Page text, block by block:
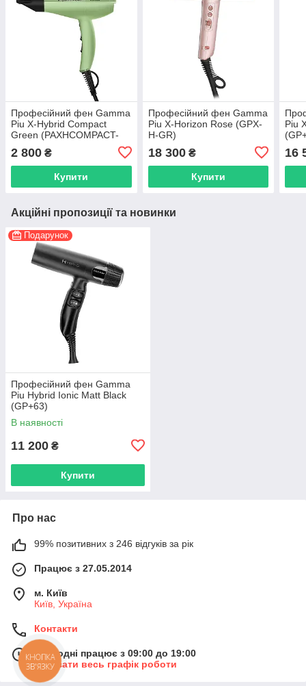
Професійний фен Gamma
Piu X-Hybrid Compact
Green (PAXHCOMPACT-
2 800 ₴
Купити
Професійний фен Gamma
Piu X-Horizon Rose (GPX-
H-GR)
18 300₴
Купити
Piu
16
Акційні пропозиції та новинки
Подарунок
Професійний фен Gamma
Piu Hybrid Ionic Matt Black
(GP+63)
В наявності
11 200 ₴
Купити
Про нас
99% позитивних з 246 відгуків за рік
Працює з 27.05.2014
м. Київ
Київ, Україна
Контакти
Сьогодні працює з 09:00 до 19:00
Показати весь графік роботи
КНОПКА
ЗВ'ЯЗКУ